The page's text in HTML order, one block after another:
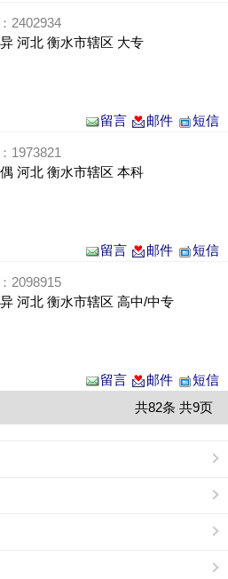
2402934
异 河北 衡水市辖区 大专
留言 邮件 短信
1973821
偶 河北 衡水市辖区 本科
留言 邮件 短信
2098915
异 河北 衡水市辖区 高中/中专
留言 邮件
短信
共82条 共9页